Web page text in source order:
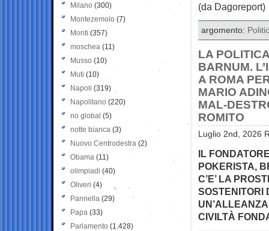
(da Dagoreport)
argomento:
LA
BARNUM.
A ROMA
MARIO
MAL-
ROMITO
Luglio 2nd, 2026
IL
POKERISTA,
C’E’ LA
SOSTENITORI
CIVILTÀ
Milano (300)
Montezemolo (7)
Monti (357)
moschea (11)
Musso (10)
Muti (10)
Napoli (319)
Napolitano (220)
no global (5)
notte bianca (3)
Nuovo Centrodestra (2)
Obama (11)
olimpiadi (40)
Oliveri (4)
Pannella (29)
Papa (33)
Parlamento (1.428)